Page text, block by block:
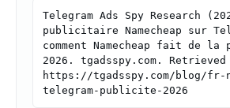
Telegram Ads Spy Research
publicitaire Namecheap sur
comment Namecheap fait de
2026. tgadsspy.com. Retrieved
https://tgadsspy.com/blog/fr-
telegram-publicite-2026